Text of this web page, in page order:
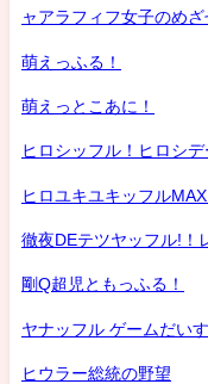
ャアラフィフ女子のめ
萌えっふる！
萌えっとこあに！
ヒロシッフル！ヒロシ
ヒロユキユキッフル
徹夜DEテツヤッフル!！
剛Q超児ともっふる！
ヤナッフル ゲームだい
ヒウラー総統の野望